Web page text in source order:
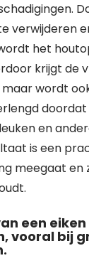
verwijderen
het
krijgt de
wordt
en
is een
meegaat en
een
vooral bij